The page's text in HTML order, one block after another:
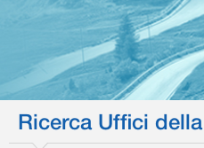
Ricerca Uffici